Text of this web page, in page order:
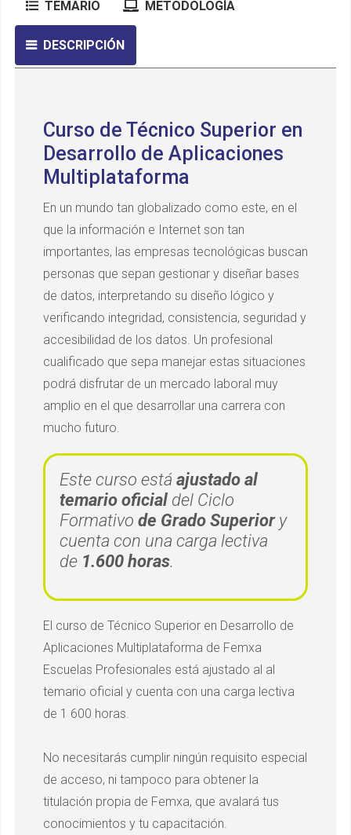
TEMARIO METODOLOGÍA
DESCRIPCIÓN
Curso de Técnico Superior en
Desarrollo de Aplicaciones
Multiplataforma
En un mundo tan globalizado como este, en el
que la información e Internet son tan
importantes, las empresas tecnológicas buscan
personas que sepan gestionar y diseñar bases
de datos, interpretando su diseño lógico y
verificando integridad, consistencia, seguridad y
accesibilidad de los datos. Un profesional
cualificado que sepa manejar estas situaciones
podrá disfrutar de un mercado laboral muy
amplio en el que desarrollar una carrera con
mucho futuro.
Este curso está ajustado al
temario oficial del Ciclo
Formativo de Grado Superior y
cuenta con una carga lectiva
de 1.600 horas.
El curso de Técnico Superior en Desarrollo de
Aplicaciones Multiplataforma de Femxa
Escuelas Profesionales está ajustado al al
temario oficial y cuenta con una carga lectiva
de 1 600 horas.
No necesitarás cumplir ningún requisito especial
de acceso, ni tampoco para obtener la
titulación propia de Femxa, que avalará tus
conocimientos y tu capacitación.